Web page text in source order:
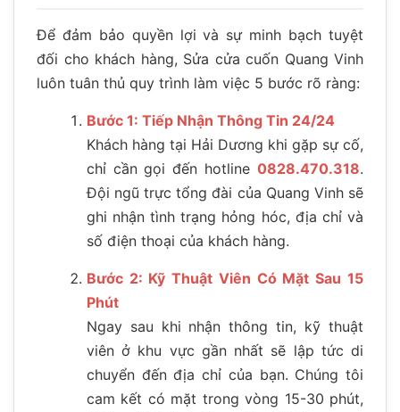
Để đảm bảo quyền lợi và sự minh bạch tuyệt
đối cho khách hàng, Sửa cửa cuốn Quang Vinh
luôn tuân thủ quy trình làm việc 5 bước rõ ràng:
Bước 1: Tiếp Nhận Thông Tin 24/24
Khách hàng tại Hải Dương khi gặp sự cố,
chỉ cần gọi đến hotline 0828.470.318.
Đội ngũ trực tổng đài của Quang Vinh sẽ
ghi nhận tình trạng hỏng hóc, địa chỉ và
số điện thoại của khách hàng.
Bước 2: Kỹ Thuật Viên Có Mặt Sau 15
Phút
Ngay sau khi nhận thông tin, kỹ thuật
viên ở khu vực gần nhất sẽ lập tức di
chuyển đến địa chỉ của bạn. Chúng tôi
cam kết có mặt trong vòng 15-30 phút,